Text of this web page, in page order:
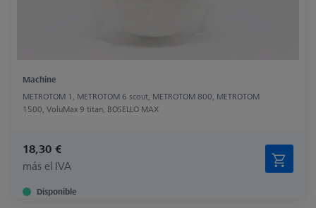
Machine
METROTOM 1, METROTOM 6 scout, METROTOM 800, METROTOM
1500, VoluMax 9 titan, BOSELLO MAX
18,30 €
más el IVA
Disponible